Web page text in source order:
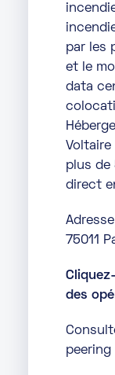
par les
et le
data
plus de
direct
75011
des
peering